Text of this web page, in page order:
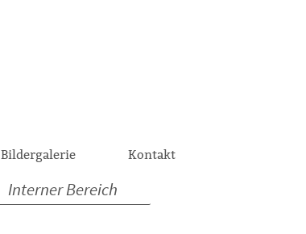
Bildergalerie Kontakt
Interner Bereich